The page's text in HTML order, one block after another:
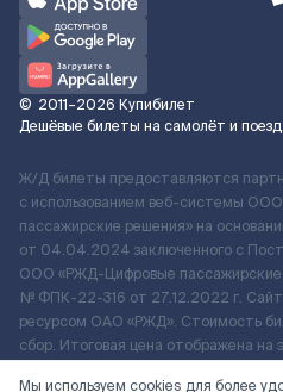
© 2011–2026 Купибилет
Дешёвые билеты на самолёт и
Ж/Д билеты предоставляются
с использованием веб-системы
пассажирские решения» на
от 04.04.2024 заключенного с
ООО «РЖД-Цифровые
№ ФПК-22-316 от 27.12.2022 г.
ресурсом ОАО «РЖД». Стоимость
сбор. Итоговая цена отображена на
Мы используем cookies для более